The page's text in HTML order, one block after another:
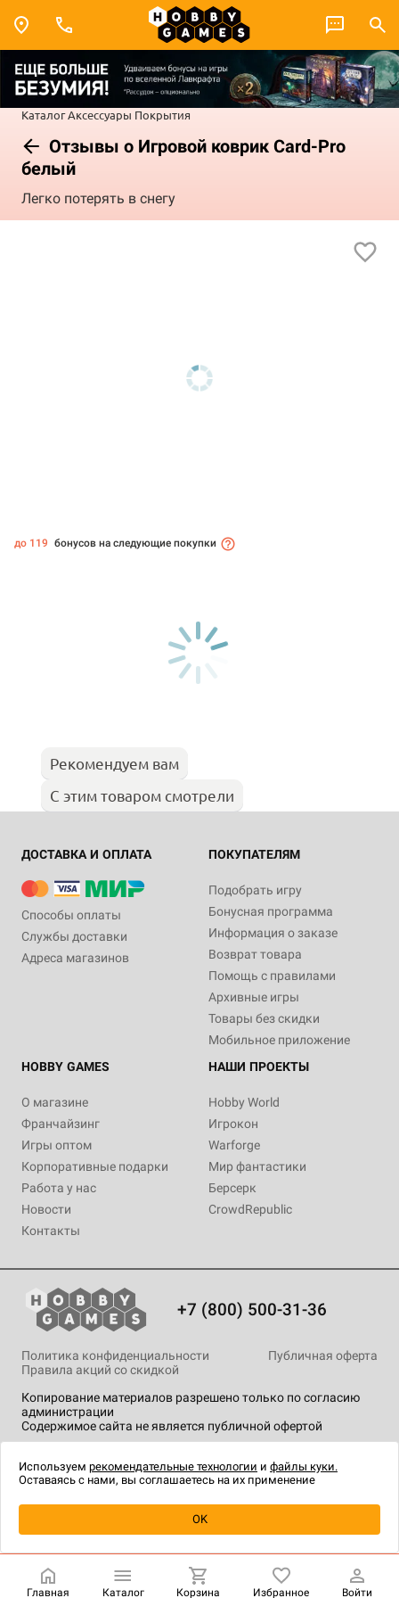
КаталогАксессуары Покрытия
Отзывы о Игровой коврик Card-Pro
белый
Легко потерять в снегу
Купить| 1 190 ₽
до 119 бонусов на следующие покупки
Рекомендуем вам
С этим товаром смотрели
ДОСТАВКА И ОПЛАТА
Способы оплаты
Службы доставки
Адреса магазинов
ПОКУПАТЕЛЯМ
Подобрать игру
Бонусная программа
Информация о заказе
Возврат товара
Помощь с правилами
Архивные игры
Товары без скидки
Мобильное приложение
HOBBY GAMES
О магазине
Франчайзинг
Игры оптом
Корпоративные подарки
Работа у нас
Новости
Контакты
НАШИ ПРОЕКТЫ
Hobby World
Игрокон
Warforge
Мир фантастики
Берсерк
CrowdRepublic
+7 (800) 500-31-36
Копирование материалов разрешено только по согласию
администрации
Содержимое сайта не является публичной офертой
Политика конфиденциальности
Публичная оферта
Правила акций со скидкой
технологии.
Главная Каталог Корзина Избранное Войти
Используем рекомендательные технологии и файлы куки.
Оставаясь с нами, вы соглашаетесь на их применение
OK